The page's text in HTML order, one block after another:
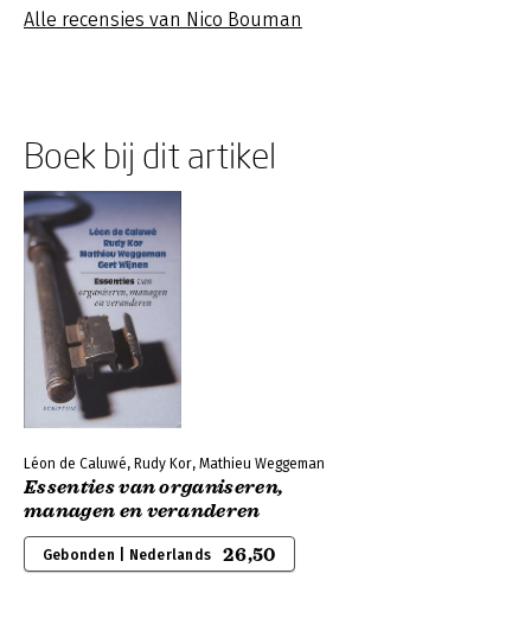
Alle recensies van Nico Bouman
Boek bij dit artikel
Léon de Caluwé, Rudy Kor, Mathieu Weggeman
Essenties van organiseren,
managen en veranderen
Gebonden | Nederlands 26,50